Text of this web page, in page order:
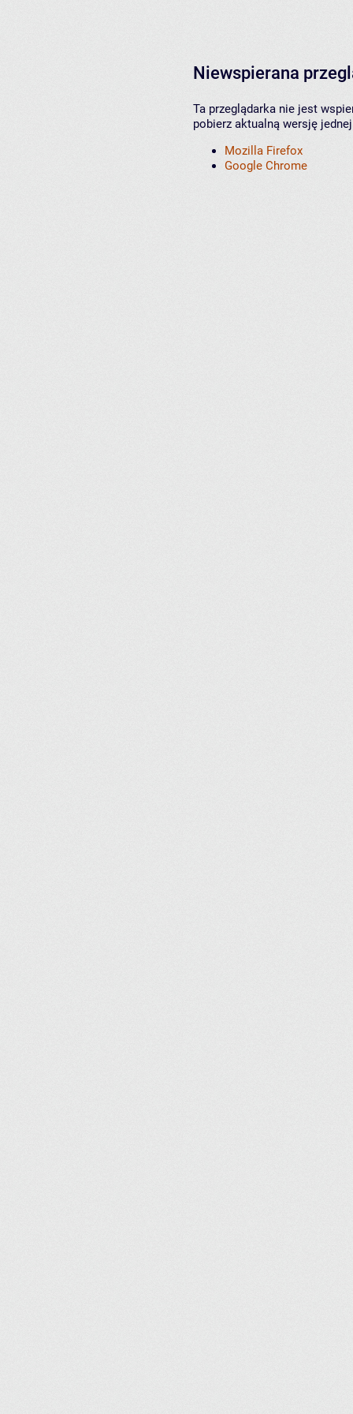
Niewspierana
Ta przeglądarka nie jest
pobierz aktualną wersję
Mozilla Firefox
Google Chrome